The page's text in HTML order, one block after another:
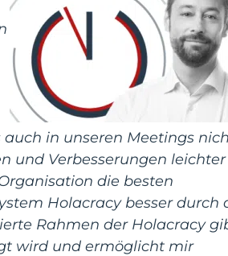
in unseren Meetings
und Verbesserungen leichter
die besten
Holacracy besser durch
Rahmen der Holacracy
wird und ermöglicht mir